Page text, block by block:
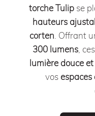
torche Tulipse
hauteurs
corten . Offrant
300 lumens,
lumière douce
vos